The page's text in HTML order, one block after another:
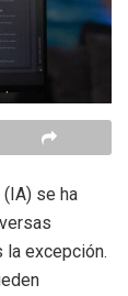
se ha
la excepción.